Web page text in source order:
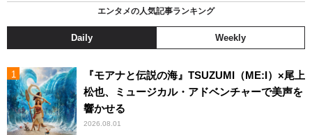
エンタメの人気記事ランキング
Daily Weekly
『モアナと伝説の海』TSUZUMI（ME:I）×尾上
松也、ミュージカル・アドベンチャーで美声を
響かせる
2026.08.01